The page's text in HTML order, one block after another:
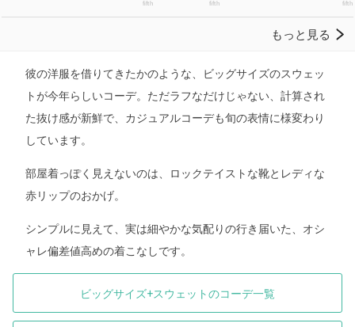
彼の洋服を借りてきたかのような、ビッグサイズのスウェッ
トが今年らしいコーデ。ただラフなだけじゃない、計算され
た抜け感が新鮮で、カジュアルコーデも旬の表情に様変わり
しています。
部屋着っぽく見えないのは、ロックテイストな靴とレディな
赤リップのおかげ。
シンプルに見えて、実は細やかな気配りの行き届いた、オシ
ャレ偏差値高めの着こなしです。
ビッグサイズ+スウェットのコーデ一覧